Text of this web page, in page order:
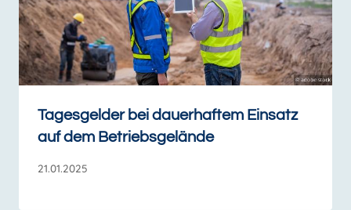
Tagesgelder bei dauerhaftem Einsatz
auf dem Betriebsgelände
21.01.2025